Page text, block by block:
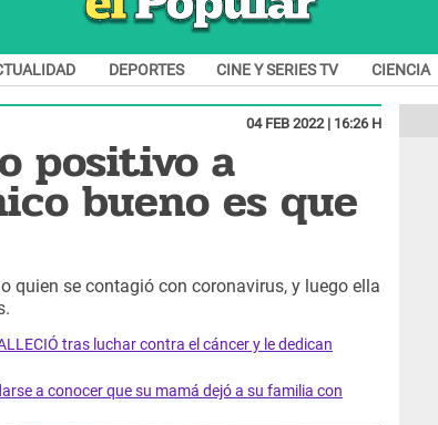
DEPORTES CINE Y SERIES TV CIENCIA
04 FEB 2022 | 16:26 H
positivo a
bueno es que
quien se contagió con coronavirus, y luego ella
tras luchar contra el cáncer y le dedican
a conocer que su mamá dejó a su familia con